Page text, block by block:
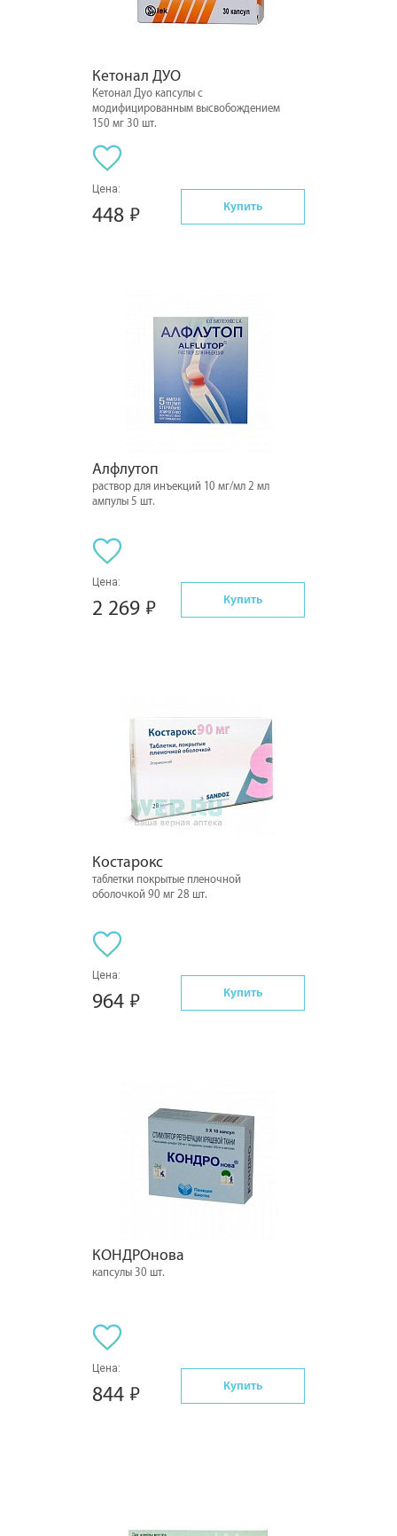
Кетонал ДУО
Кетонал Дуо капсулы с
модифицированным высвобождением
150 мг 30 шт.
Цена:
448 Купить
Алфлутоп
раствор для инъекций 10 мг/мл 2 мл
ампулы 5 шт.
Цена:
2 269 Купить
Костарокс
таблетки покрытые пленочной
оболочкой 90 мг 28 шт.
Цена:
964 Купить
КОНДРОнова
капсулы 30 шт.
Цена:
844 Купить